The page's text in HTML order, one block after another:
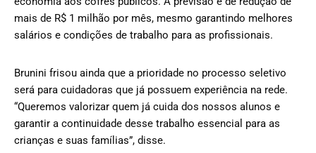
mais de R$ 1 milhão por mês, mesmo garantindo melhores
salários e condições de trabalho para as profissionais.
Brunini frisou ainda que a prioridade no processo seletivo
será para cuidadoras que já possuem experiência na rede.
“Queremos valorizar quem já cuida dos nossos alunos e
garantir a continuidade desse trabalho essencial para as
crianças e suas famílias”, disse.